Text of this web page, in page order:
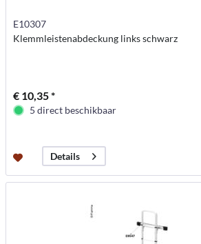
E10307
Klemmleistenabdeckung links schwarz
€ 10,35 *
5 direct beschikbaar
Details